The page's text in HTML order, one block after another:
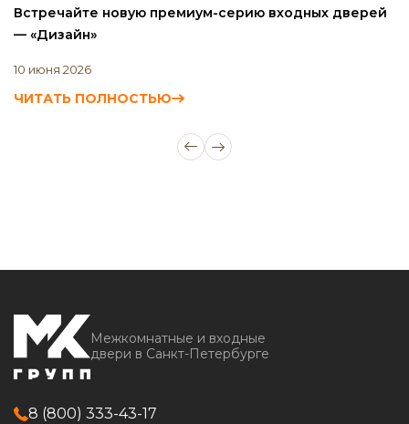
Встречайте новую премиум-серию входных дверей
— «Дизайн»
10 июня 2026
ЧИТАТЬ ПОЛНОСТЬЮ
Межкомнатные и входные
двери в Санкт-Петербурге
8 (800) 333-43-17